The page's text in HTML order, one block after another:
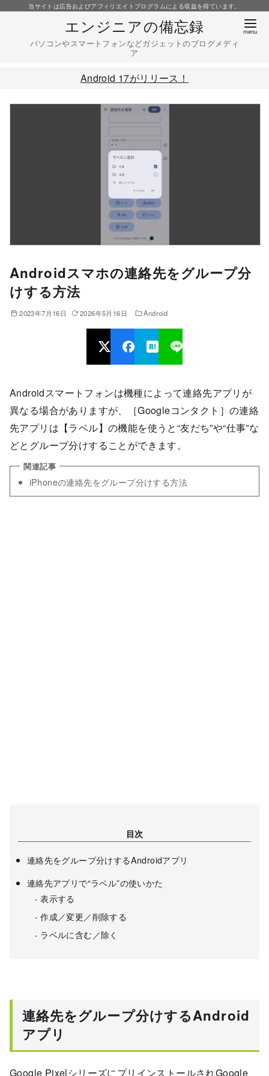
当サイトは広告およびアフィリエイトプログラムによる収益を得ています。
エンジニアの備忘録
パソコンやスマートフォンなどガジェットのブログメディ
ア
Android 17がリリース！
Androidスマホの連絡先をグループ分
けする方法
2023年7月16日 2026年5月16日 Android
Androidスマートフォンは機種によって連絡先アプリが
異なる場合がありますが、［Googleコンタクト］の連絡
先アプリは【ラベル】の機能を使うと“友だち”や“仕事”な
どとグループ分けすることができます。
iPhoneの連絡先をグループ分けする方法
目次
連絡先をグループ分けするAndroidアプリ
連絡先アプリで“ラベル”の使いかた
表示する
作成／変更／削除する
ラベルに含む／除く
連絡先をグループ分けするAndroid
アプリ
Google PixelシリーズにプリインストールされGoogle